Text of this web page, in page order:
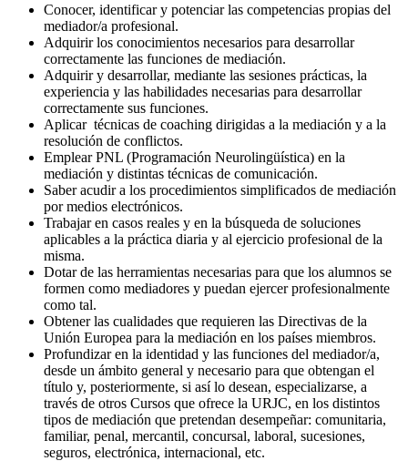
Conocer, identificar y potenciar las competencias propias del
mediador/a profesional.
Adquirir los conocimientos necesarios para desarrollar
correctamente las funciones de mediación.
Adquirir y desarrollar, mediante las sesiones prácticas, la
experiencia y las habilidades necesarias para desarrollar
correctamente sus funciones.
Aplicar técnicas de coaching dirigidas a la mediación y a la
resolución de conflictos.
Emplear PNL (Programación Neurolingüística) en la
mediación y distintas técnicas de comunicación.
Saber acudir a los procedimientos simplificados de mediación
por medios electrónicos.
Trabajar en casos reales y en la búsqueda de soluciones
aplicables a la práctica diaria y al ejercicio profesional de la
misma.
Dotar de las herramientas necesarias para que los alumnos se
formen como mediadores y puedan ejercer profesionalmente
como tal.
Obtener las cualidades que requieren las Directivas de la
Unión Europea para la mediación en los países miembros.
Profundizar en la identidad y las funciones del mediador/a,
desde un ámbito general y necesario para que obtengan el
título y, posteriormente, si así lo desean, especializarse, a
través de otros Cursos que ofrece la URJC, en los distintos
tipos de mediación que pretendan desempeñar: comunitaria,
familiar, penal, mercantil, concursal, laboral, sucesiones,
seguros, electrónica, internacional, etc.